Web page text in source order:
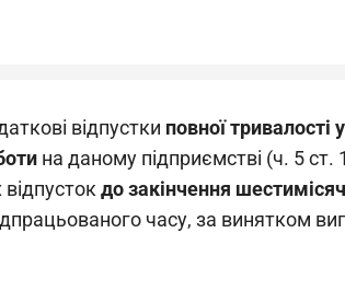
відпустки повної тривалості
на даному підприємстві (ч. 5 ст.
до закінчення
часу, за винятком